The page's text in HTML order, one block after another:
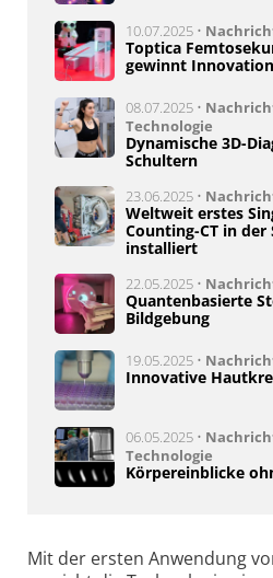
10.07.2025 •
Toptica
gewinnt
08.07.2025 •
Technologie
Dynamische 3D-
Schultern
23.06.2025 •
Weltweit erstes
Counting-CT in
installiert
22.05.2025 •
Quantenbasierte
Bildgebung
19.05.2025 •
Innovative
06.05.2025 •
Technologie
Körpereinblicke
Mit der ersten Anwendung